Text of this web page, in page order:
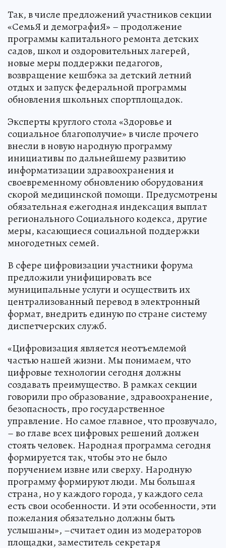
Так, в числе предложений участников секции
«СемьЯ и демографиЯ» – продолжение
программы капитального ремонта детских
садов, школ и оздоровительных лагерей,
новые меры поддержки педагогов,
возвращение кешбэка за детский летний
отдых и запуск федеральной программы
обновления школьных спортплощадок.
Эксперты круглого стола «Здоровье и
социальное благополучие» в числе прочего
внесли в новую народную программу
инициативы по дальнейшему развитию
информатизации здравоохранения и
своевременному обновлению оборудования
скорой медицинской помощи. Предусмотрены
обязательная ежегодная индексация выплат
регионального Социального кодекса, другие
меры, касающиеся социальной поддержки
многодетных семей.
В сфере цифровизации участники форума
предложили унифицировать все
муниципальные услуги и осуществить их
централизованный перевод в электронный
формат, внедрить единую по стране систему
диспетчерских служб.
«Цифровизация является неотъемлемой
частью нашей жизни. Мы понимаем, что
цифровые технологии сегодня должны
создавать преимущество. В рамках секции
говорили про образование, здравоохранение,
безопасность, про государственное
управление. Но самое главное, что прозвучало,
– во главе всех цифровых решений должен
стоять человек. Народная программа сегодня
формируется так, чтобы это не было
поручением извне или сверху. Народную
программу формируют люди. Мы большая
страна, но у каждого города, у каждого села
есть свои особенности. И эти особенности, эти
пожелания обязательно должны быть
услышаны», –считает один из модераторов
площадки, заместитель секретаря